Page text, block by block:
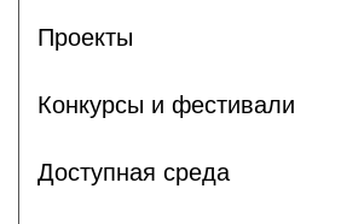
Проекты
Конкурсы и фестивали
Доступная среда